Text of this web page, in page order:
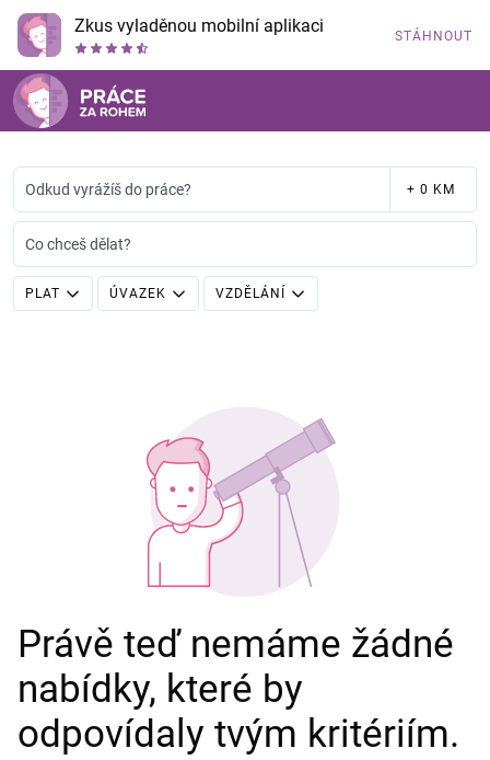
Zkus vyladěnou mobilní aplikaci STÁHNOUT
Odkud vyrážíš do práce? + 0 KM
Co chceš dělat?
PLAT ÚVAZEK VZDĚLÁNÍ
Právě teď nemáme žádné
nabídky, které by
odpovídaly tvým kritériím.